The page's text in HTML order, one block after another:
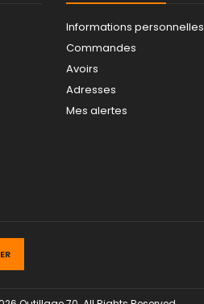
Informations personnelles
Commandes
Avoirs
Adresses
Mes alertes